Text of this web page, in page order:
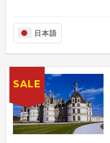
日本語
SALE